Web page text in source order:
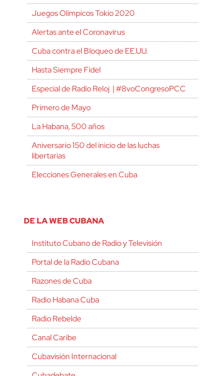
Juegos Olímpicos Tokio 2020
Alertas ante el Coronavirus
Cuba contra el Bloqueo de EE.UU.
Hasta Siempre Fidel
Especial de Radio Reloj | #8voCongresoPCC
Primero de Mayo
La Habana, 500 años
Aniversario 150 del inicio de las luchas
libertarias
Elecciones Generales en Cuba
DE LA WEB CUBANA
Instituto Cubano de Radio y Televisión
Portal de la Radio Cubana
Razones de Cuba
Radio Habana Cuba
Radio Rebelde
Canal Caribe
Cubavisión Internacional